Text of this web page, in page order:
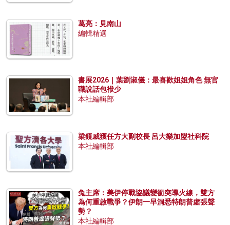
葛亮：見南山
編輯精選
書展2026｜葉劉淑儀：最喜歡姐姐角色 無官
職說話包袱少
本社編輯部
梁鏡威獲任方大副校長 呂大樂加盟社科院
本社編輯部
兔主席：美伊停戰協議變衝突導火線，雙方
為何重啟戰爭？伊朗一早洞悉特朗普虛張聲
勢？
本社編輯部